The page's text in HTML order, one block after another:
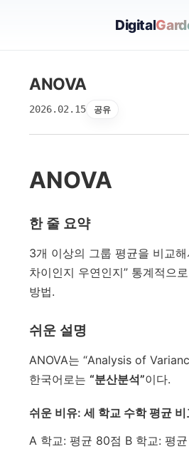
Digital
ANOVA
2026.02.15 공유
ANOVA
한 줄 요약
3개 이상의 그룹 평균을 비교
차이인지 우연인지” 통계적으
방법.
쉬운 설명
ANOVA는 “Analysis of
한국어로는“분산분석”이다.
쉬운 비유: 세 학교 수학 평균 비
A 학교: 평균 80점 B 학교: 평